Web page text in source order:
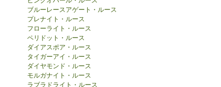
ブルーレースアゲート・ルース
プレナイト・ルース
フローライト・ルース
ペリドット・ルース
ダイアスポア・ルース
タイガーアイ・ルース
ダイヤモンド・ルース
モルガナイト・ルース
ラブラドライト・ルース